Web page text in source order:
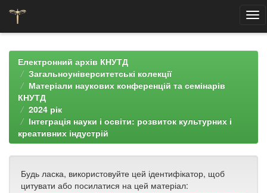
navigationЕлектронний архів КНУТД
Загальноуніверситетські колекції
Матеріали наукових конференцій та семінарів
КНУТД
2024 рік
Інтеграція науки і освіти: розвиток культурних і
креативних індустрій
Будь ласка, використовуйте цей ідентифікатор, щоб
цитувати або посилатися на цей матеріал: